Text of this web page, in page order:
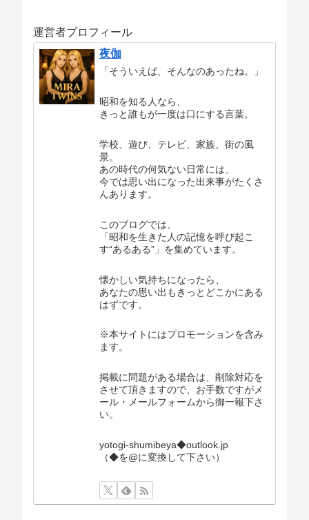
運営者プロフィール
夜伽
「そういえば、そんなのあったね。」
昭和を知る人なら、
きっと誰もが一度は口にする言葉。
学校、遊び、テレビ、家族、街の風
景。
あの時代の何気ない日常には、
今では思い出になった出来事がたくさ
んあります。
このブログでは、
「昭和を生きた人の記憶を呼び起こ
す“あるある”」を集めています。
懐かしい気持ちになったら、
あなたの思い出もきっとどこかにある
はずです。
※本サイトにはプロモーションを含み
ます。
掲載に問題がある場合は、削除対応を
させて頂きますので、お手数ですがメ
ール・メールフォームから御一報下さ
い。
yotogi-shumibeya◆outlook.jp
（◆を@に変換して下さい）